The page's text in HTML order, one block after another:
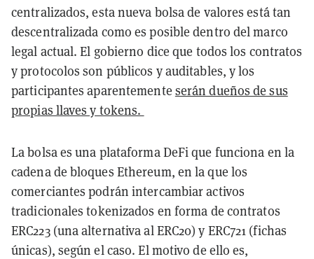
centralizados, esta nueva bolsa de valores está tan
descentralizada como es posible dentro del marco
legal actual. El gobierno dice que todos los contratos
y protocolos son públicos y auditables, y los
participantes aparentemente serán dueños de sus
propias llaves y tokens.
La bolsa es una plataforma DeFi que funciona en la
cadena de bloques Ethereum, en la que los
comerciantes podrán intercambiar activos
tradicionales tokenizados en forma de contratos
ERC223 (una alternativa al ERC20) y ERC721 (fichas
únicas), según el caso. El motivo de ello es,